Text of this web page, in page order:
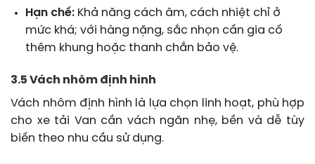
Hạn chế:Khả năng cách âm, cách nhiệt chỉ ở
mức khá; với hàng nặng, sắc nhọn cần gia cố
thêm khung hoặc thanh chắn bảo vệ.
3.5 Vách nhôm định hình
Vách nhôm định hình là lựa chọn linh hoạt, phù hợp
cho xe tải Van cần vách ngăn nhẹ, bền và dễ tùy
biến theo nhu cầu sử dụng.